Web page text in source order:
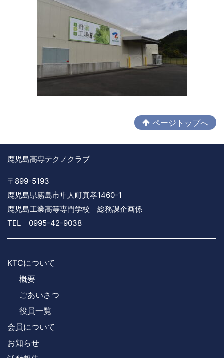
ページトップへ
鹿児島高専テクノクラブ
〒899-5193
鹿児島県霧島市隼人町真孝1460-1
鹿児島工業高等専門学校 総務課企画係
TEL 0995-42-9038
KTCについて
概要
ごあいさつ
役員一覧
会員について
お知らせ